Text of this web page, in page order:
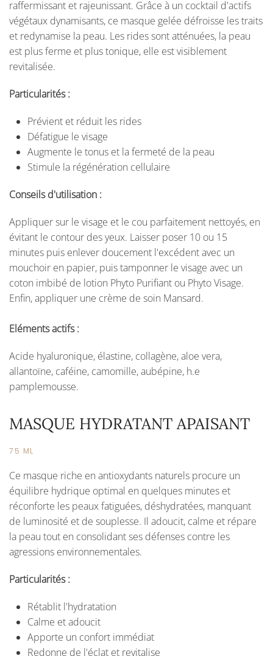
raffermissant et rajeunissant. Grâce à un cocktail d'actifs
végétaux dynamisants, ce masque gelée défroisse les traits
et redynamise la peau. Les rides sont atténuées, la peau
est plus ferme et plus tonique, elle est visiblement
revitalisée.
Particularités :
Prévient et réduit les rides
Défatigue le visage
Augmente le tonus et la fermeté de la peau
Stimule la régénération cellulaire
Conseils d'utilisation :
Appliquer sur le visage et le cou parfaitement nettoyés, en
évitant le contour des yeux. Laisser poser 10 ou 15
minutes puis enlever doucement l'excédent avec un
mouchoir en papier, puis tamponner le visage avec un
coton imbibé de lotion Phyto Purifiant ou Phyto Visage.
Enfin, appliquer une crème de soin Mansard.
Eléments actifs :
Acide hyaluronique, élastine, collagène, aloe vera,
allantoïne, caféine, camomille, aubépine, h.e
pamplemousse.
MASQUE HYDRATANT APAISANT
75 ML
Ce masque riche en antioxydants naturels procure un
équilibre hydrique optimal en quelques minutes et
réconforte les peaux fatiguées, déshydratées, manquant
de luminosité et de souplesse. Il adoucit, calme et répare
la peau tout en consolidant ses défenses contre les
agressions environnementales.
Particularités :
Rétablit l'hydratation
Calme et adoucit
Apporte un confort immédiat
Redonne de l'éclat et revitalise